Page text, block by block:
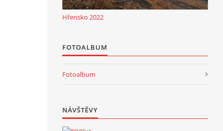
Hřensko 2022
FOTOALBUM
Fotoalbum
NÁVŠTĚVY